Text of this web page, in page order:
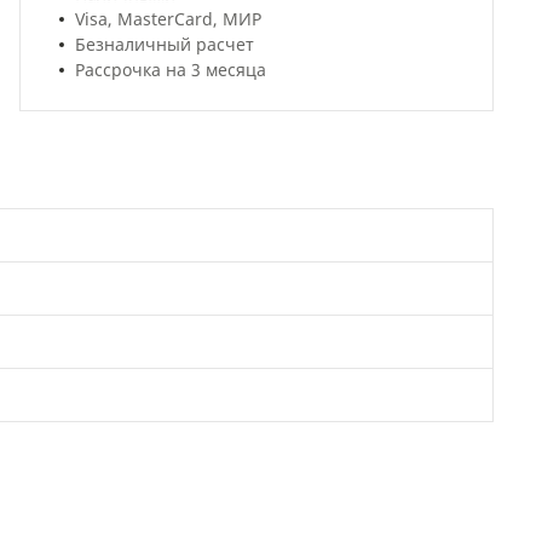
Visa, MasterCard, МИР
Безналичный расчет
Рассрочка на 3 месяца